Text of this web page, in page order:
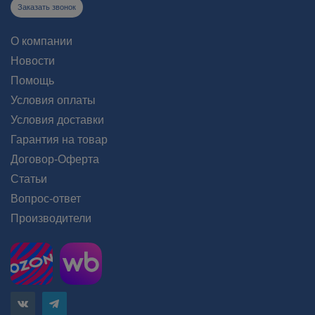
Заказать звонок
О компании
Новости
Помощь
Условия оплаты
Условия доставки
Гарантия на товар
Договор-Оферта
Статьи
Вопрос-ответ
Производители